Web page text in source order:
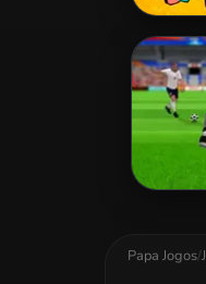
Nick
Papa Jogos/